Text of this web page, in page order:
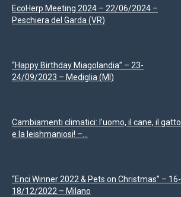
EcoHerp Meeting 2024 – 22/06/2024 –
Peschiera del Garda (VR)
“Happy Birthday Miagolandia” – 23-
24/09/2023 – Mediglia (MI)
Cambiamenti climatici: l’uomo, il cane, il gatto
e la leishmaniosi! –...
“Enci Winner 2022 & Pets on Christmas” – 16-
18/12/2022 – Milano